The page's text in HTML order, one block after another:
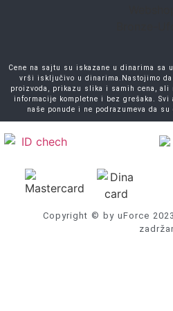
Cene na sajtu su iskazane u dinarima sa
vrši isključivo u dinarima.Nastojimo
proizvoda, prikazu slika i samih cena, ali
informacije kompletne i bez grešaka.
naše ponude i ne podrazumeva da
Copyright © by uForce